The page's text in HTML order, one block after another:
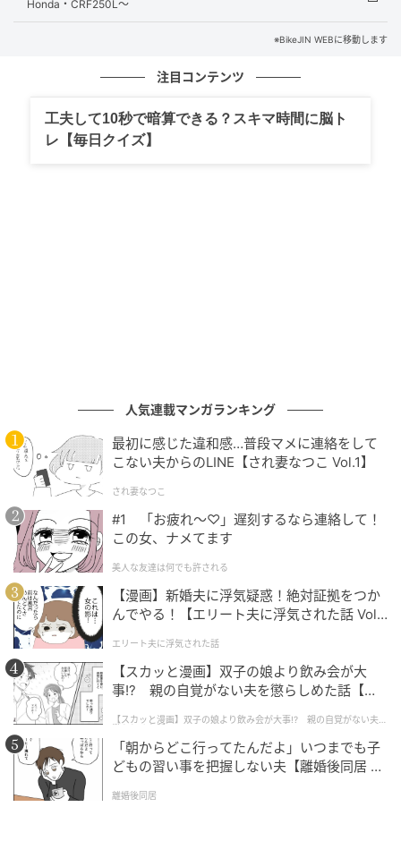
を守ってくれることでしょう。
よう、心からお祈り申し上げます。
Honda・CRF250L～
※BikeJIN WEBに移動します
注目コンテンツ
工夫して10秒で暗算できる？スキマ時間に脳ト
レ【毎日クイズ】
人気連載マンガランキング
最初に感じた違和感…普段マメに連絡をして
こない夫からのLINE【され妻なつこ Vol.1】
され妻なつこ
#1 「お疲れ〜♡」遅刻するなら連絡して！
この女、ナメてます
美人な友達は何でも許される
【漫画】新婚夫に浮気疑惑！絶対証拠をつか
んでやる！【エリート夫に浮気された話 Vol.
エリート夫に浮気された話
【スカッと漫画】双子の娘より飲み会が大
事!? 親の自覚がない夫を懲らしめた話【第1
【スカッと漫画】双子の娘より飲み会が大事!? 親の自覚がない夫を
懲らしめた話
「朝からどこ行ってたんだよ」いつまでも子
どもの習い事を把握しない夫【離婚後同居 Vo
離婚後同居